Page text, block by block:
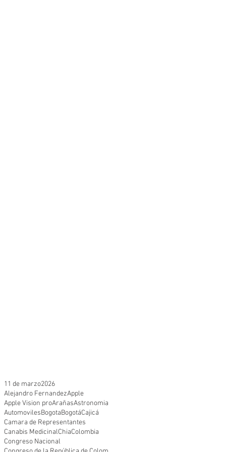
11 de marzo2026
Alejandro FernandezApple
Apple Vision proArañasAstronomia
AutomovilesBogotaBogotáCajicá
Camara de Representantes
Canabis MedicinalChiaColombia
Congreso Nacional